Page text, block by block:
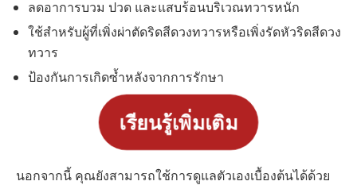
ลดอาการบวม ปวด และแสบร้อนบริเวณทวารหนัก
ใช้สำหรับผู้ที่เพิ่งผ่าตัดริดสีดวงทวารหรือเพิ่งรัดหัวริดสีดวง
ทวาร
ป้องกันการเกิดซ้ำหลังจากการรักษา
เรียนรู้เพิ่มเติม
นอกจากนี้ คุณยังสามารถใช้การดูแลตัวเองเบื้องต้นได้ด้วย